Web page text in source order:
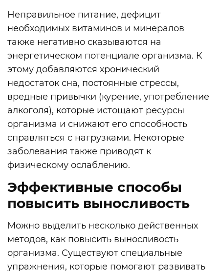
Неправильное питание, дефицит
необходимых витаминов и минералов
также негативно сказываются на
энергетическом потенциале организма. К
этому добавляются хронический
недостаток сна, постоянные стрессы,
вредные привычки (курение, употребление
алкоголя), которые истощают ресурсы
организма и снижают его способность
справляться с нагрузками. Некоторые
заболевания также приводят к
физическому ослаблению.
Эффективные способы
повысить выносливость
Можно выделить несколько действенных
методов, как повысить выносливость
организма. Существуют специальные
упражнения, которые помогают развивать